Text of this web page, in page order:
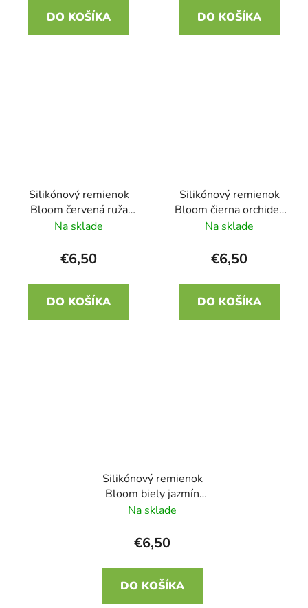
DO KOŠÍKA DO KOŠÍKA
Silikónový remienok
Bloom červená ruža
22mm
Na sklade
€6,50
DO KOŠÍKA
Silikónový remienok
Bloom čierna orchidea
22mm
Na sklade
€6,50
DO KOŠÍKA
Silikónový remienok
Bloom biely jazmín
22mm
Na sklade
€6,50
DO KOŠÍKA